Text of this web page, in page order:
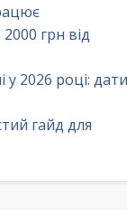
грн від
у 2026 році: дати
гайд для